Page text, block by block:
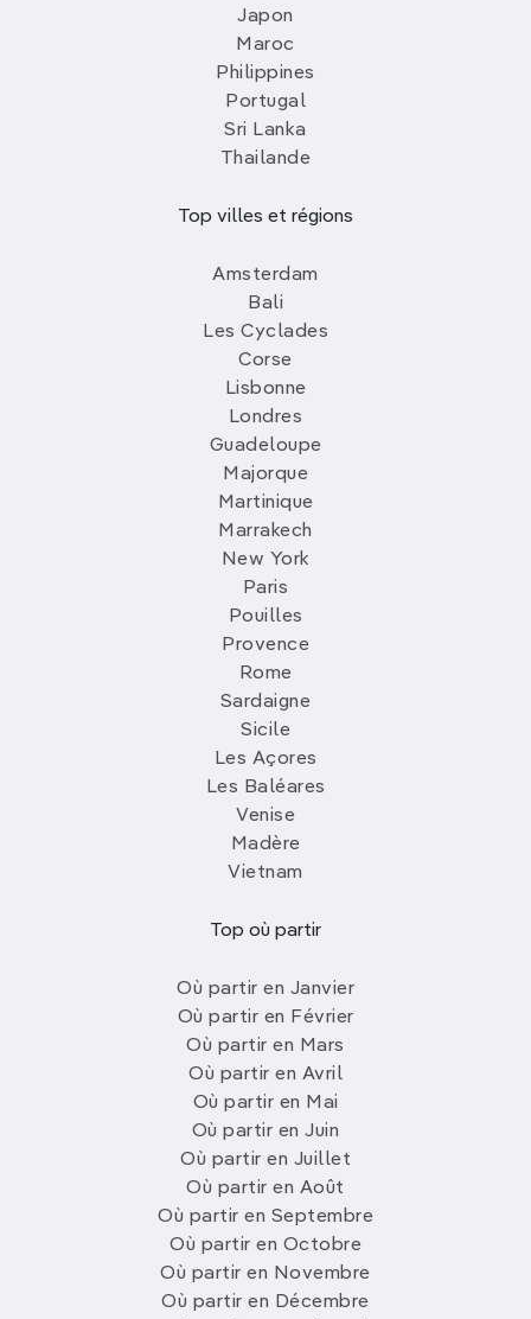
Japon
Maroc
Philippines
Portugal
Sri Lanka
Thailande
Top villes et régions
Amsterdam
Bali
Les Cyclades
Corse
Lisbonne
Londres
Guadeloupe
Majorque
Martinique
Marrakech
New York
Paris
Pouilles
Provence
Rome
Sardaigne
Sicile
Les Açores
Les Baléares
Venise
Madère
Vietnam
Top où partir
Où partir en Janvier
Où partir en Février
Où partir en Mars
Où partir en Avril
Où partir en Mai
Où partir en Juin
Où partir en Juillet
Où partir en Août
Où partir en Septembre
Où partir en Octobre
Où partir en Novembre
Où partir en Décembre